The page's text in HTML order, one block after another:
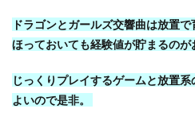
ドラゴンとガールズ交響曲は放置
ほっておいても経験値が貯まるのが
じっくりプレイするゲームと放置
よいので是非。